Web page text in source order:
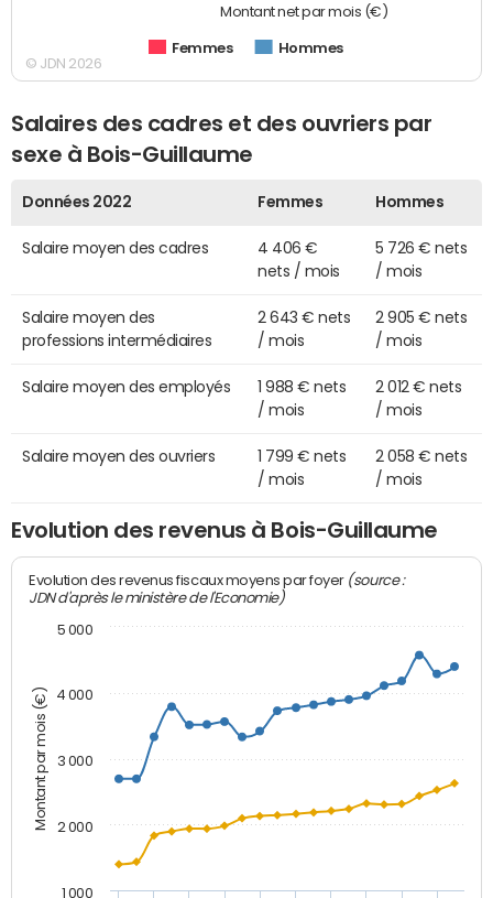
Montant net par mois (€)
Femmes Hommes
© JDN 2026
Salaires des cadres et des ouvriers par
sexe à Bois-Guillaume
Données 2022 Femmes Hommes
Salaire moyen des cadres
4 406 €
nets / mois
5 726 € nets
/ mois
Salaire moyen des
professions intermédiaires
2 643 € nets
/ mois
2 905 € nets
/ mois
Salaire moyen des employés
1 988 € nets
/ mois
2 012 € nets
/ mois
Salaire moyen des ouvriers
1 799 € nets
/ mois
2 058 € nets
/ mois
Evolution des revenus à Bois-Guillaume
Montant par mois (€)
Evolution des revenus fiscaux moyens par foyer (source :
JDN d'après le ministère de l'Economie)
1 000
2 000
3 000
4 000
5 000